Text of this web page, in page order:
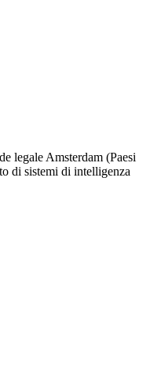
legale Amsterdam (Paesi
di sistemi di intelligenza